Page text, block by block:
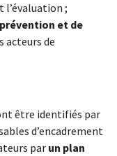
l’évaluation ;
et de
acteurs de
être identifiés par
d’encadrement
par un plan